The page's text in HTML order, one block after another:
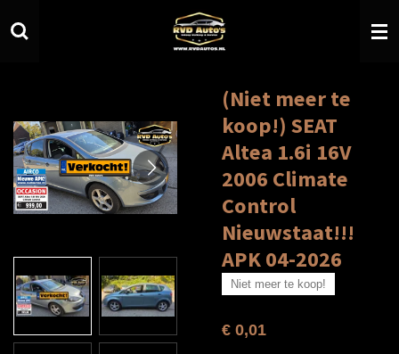
direct
(Niet meer te
koop!) SEAT
Altea 1.6i 16V
2006 Climate
Control
Nieuwstaat!!!
APK 04-2026
Niet meer te koop!
€ 0,01